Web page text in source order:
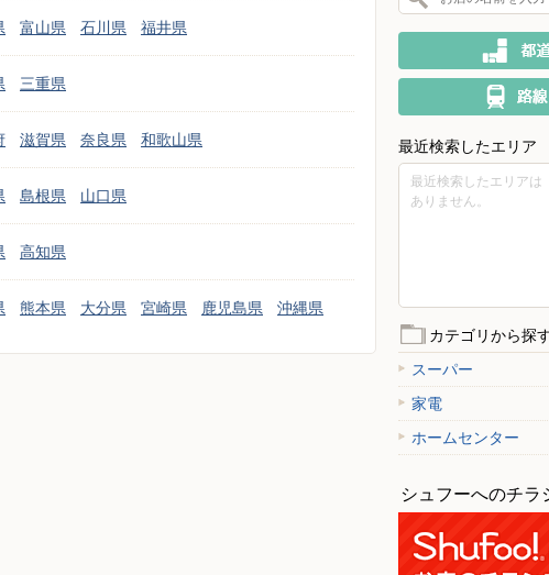
富山県 石川県 福井県
三重県
滋賀県 奈良県 和歌山県
島根県 山口県
高知県
熊本県 大分県 宮崎県 鹿児島県 沖縄県
最近検索したエリア
最近検索したエリアは
ありません。
カテゴリから探
スーパー
家電
ホームセンター
シュフーへのチラ